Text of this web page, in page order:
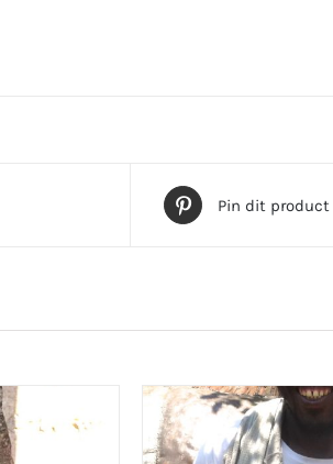
Pin dit product